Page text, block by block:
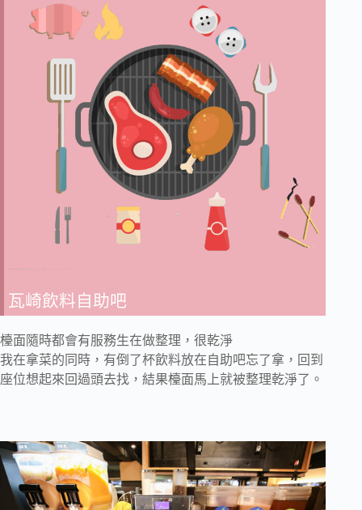
瓦崎飲料自助吧
檯面隨時都會有服務生在做整理，很乾淨
我在拿菜的同時，有倒了杯飲料放在自助吧忘了拿，回到
座位想起來回過頭去找，結果檯面馬上就被整理乾淨了。